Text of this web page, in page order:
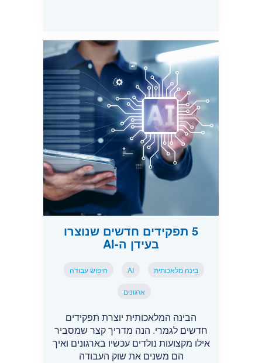
5 תפקידים חדשים שנוצרו
בעידן ה-AI
בינה מלאכותית AI חיפוש עבודה
ארגונים
הבינה המלאכותית יוצרת תפקידים
חדשים לגמרי. הנה מדריך קצר שמסביר
אילו מקצועות נולדים עכשיו בארגונים ואיך
הם משנים את שוק העבודה